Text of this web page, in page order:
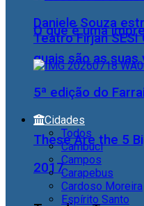
O que é uma
quais são as suas
These Are the 5
2017
Daniele Souza
Teatro Firjan SESI
5ª edição do
Cidades
Todos
Cambuci
Campos
Carapebus
Cardoso Moreira
Espírito Santo